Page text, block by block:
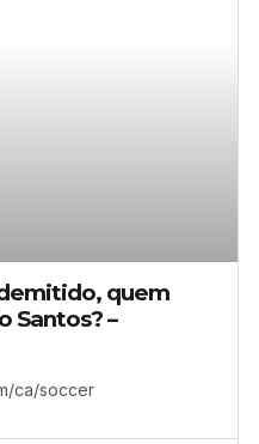
quem
Santos? –
ca/soccer